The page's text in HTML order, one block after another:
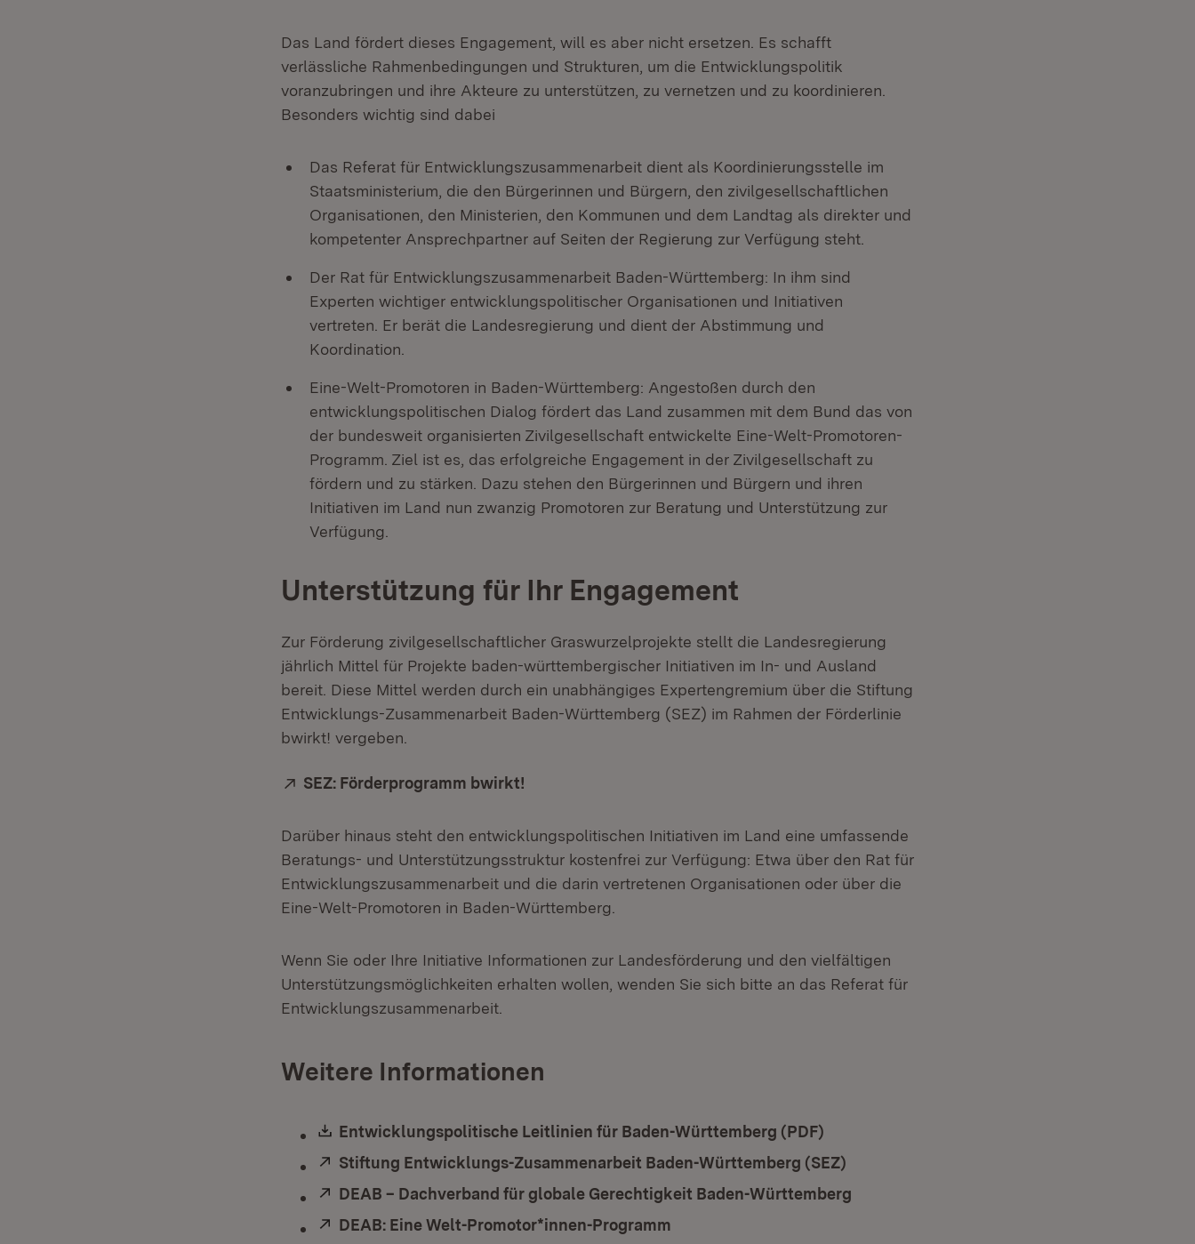
Das Land fördert dieses Engagement, will es aber nicht ersetzen. Es schafft
verlässliche Rahmenbedingungen und Strukturen, um die Entwicklungspolitik
voranzubringen und ihre Akteure zu unterstützen, zu vernetzen und zu koordinieren.
Besonders wichtig sind dabei
Das Referat für Entwicklungszusammenarbeit dient als Koordinierungsstelle im
Staatsministerium, die den Bürgerinnen und Bürgern, den zivilgesellschaftlichen
Organisationen, den Ministerien, den Kommunen und dem Landtag als direkter und
kompetenter Ansprechpartner auf Seiten der Regierung zur Verfügung steht.
Der Rat für Entwicklungszusammenarbeit Baden-Württemberg: In ihm sind
Experten wichtiger entwicklungspolitischer Organisationen und Initiativen
vertreten. Er berät die Landesregierung und dient der Abstimmung und
Koordination.
Eine-Welt-Promotoren in Baden-Württemberg: Angestoßen durch den
entwicklungspolitischen Dialog fördert das Land zusammen mit dem Bund das von
der bundesweit organisierten Zivilgesellschaft entwickelte Eine-Welt-Promotoren-
Programm. Ziel ist es, das erfolgreiche Engagement in der Zivilgesellschaft zu
fördern und zu stärken. Dazu stehen den Bürgerinnen und Bürgern und ihren
Initiativen im Land nun zwanzig Promotoren zur Beratung und Unterstützung zur
Verfügung.
Unterstützung für Ihr Engagement
Zur Förderung zivilgesellschaftlicher Graswurzelprojekte stellt die Landesregierung
jährlich Mittel für Projekte baden-württembergischer Initiativen im In- und Ausland
bereit. Diese Mittel werden durch ein unabhängiges Expertengremium über die Stiftung
Entwicklungs-Zusammenarbeit Baden-Württemberg (SEZ) im Rahmen der Förderlinie
bwirkt! vergeben.
Extern:
SEZ: Förderprogramm bwirkt!
Darüber hinaus steht den entwicklungspolitischen Initiativen im Land eine umfassende
Beratungs- und Unterstützungsstruktur kostenfrei zur Verfügung: Etwa über den Rat für
Entwicklungszusammenarbeit und die darin vertretenen Organisationen oder über die
Eine-Welt-Promotoren in Baden-Württemberg.
Wenn Sie oder Ihre Initiative Informationen zur Landesförderung und den vielfältigen
Unterstützungsmöglichkeiten erhalten wollen, wenden Sie sich bitte an das Referat für
Entwicklungszusammenarbeit.
Weitere Informationen
Download:
Entwicklungspolitische Leitlinien für Baden-Württemberg (PDF)
Extern:
Stiftung Entwicklungs-Zusammenarbeit Baden-Württemberg (SEZ)
Extern:
DEAB – Dachverband für globale Gerechtigkeit Baden-Württemberg
Extern:
DEAB: Eine Welt-Promotor*innen-Programm